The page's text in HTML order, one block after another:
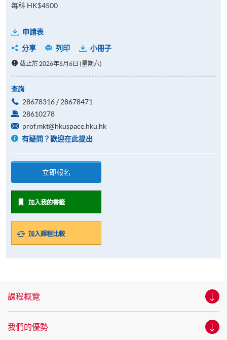
每科 HK$4500
申請表
分享
列印 小冊子
截止於 2026年6月6日 (星期六)
查詢
28678316 / 28678471
28610278
prof.mkt@hkuspace.hku.hk
有疑問？歡迎在此提出
立即報名
加入我的書籤
加入課程比較
課程概覽
我們的優勢